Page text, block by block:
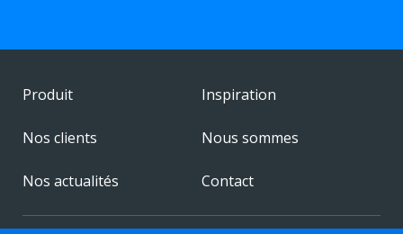
Produit Inspiration
Nos clients Nous sommes
Nos actualités Contact